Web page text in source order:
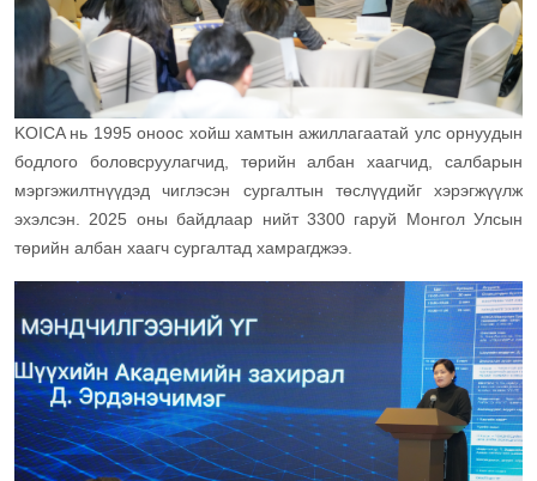
KOICA нь 1995 оноос хойш хамтын ажиллагаатай улс орнуудын
бодлого боловсруулагчид, төрийн албан хаагчид, салбарын
мэргэжилтнүүдэд чиглэсэн сургалтын төслүүдийг хэрэгжүүлж
эхэлсэн. 2025 оны байдлаар нийт 3300 гаруй Монгол Улсын
төрийн албан хаагч сургалтад хамрагджээ.